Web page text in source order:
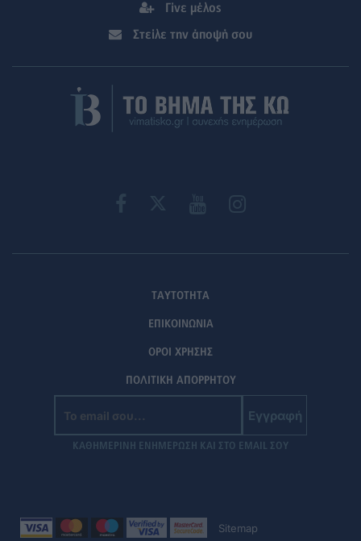
Γίνε μέλος
Στείλε την άποψή σου
ΤΑΥΤΟΤΗΤΑ
ΕΠΙΚΟΙΝΩΝΙΑ
ΟΡΟΙ ΧΡΗΣΗΣ
ΠΟΛΙΤΙΚΗ ΑΠΟΡΡΗΤΟΥ
Εγγραφή
ΚΑΘΗΜΕΡΙΝΗ ΕΝΗΜΕΡΩΣΗ ΚΑΙ ΣΤΟ EMAIL ΣΟΥ
Sitemap